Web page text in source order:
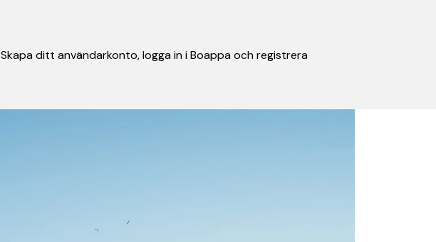
ditt användarkonto, logga in i Boappa och registrera